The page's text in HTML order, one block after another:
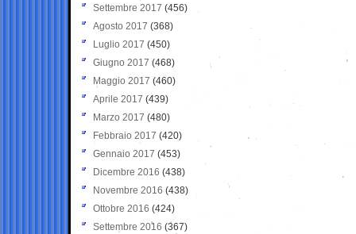
Settembre 2017 (456)
Agosto 2017 (368)
Luglio 2017 (450)
Giugno 2017 (468)
Maggio 2017 (460)
Aprile 2017 (439)
Marzo 2017 (480)
Febbraio 2017 (420)
Gennaio 2017 (453)
Dicembre 2016 (438)
Novembre 2016 (438)
Ottobre 2016 (424)
Settembre 2016 (367)